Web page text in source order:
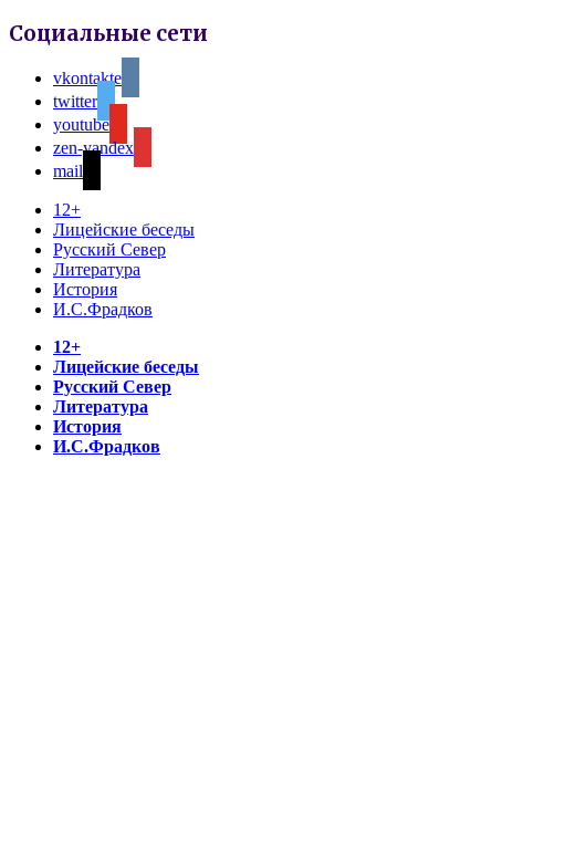
Социальные сети
vkontakte
twitter
youtube
zen-yandex
mail
12+
Лицейские беседы
Русский Север
Литература
История
И.С.Фрадков
12+
Лицейские беседы
Русский Север
Литература
История
И.С.Фрадков